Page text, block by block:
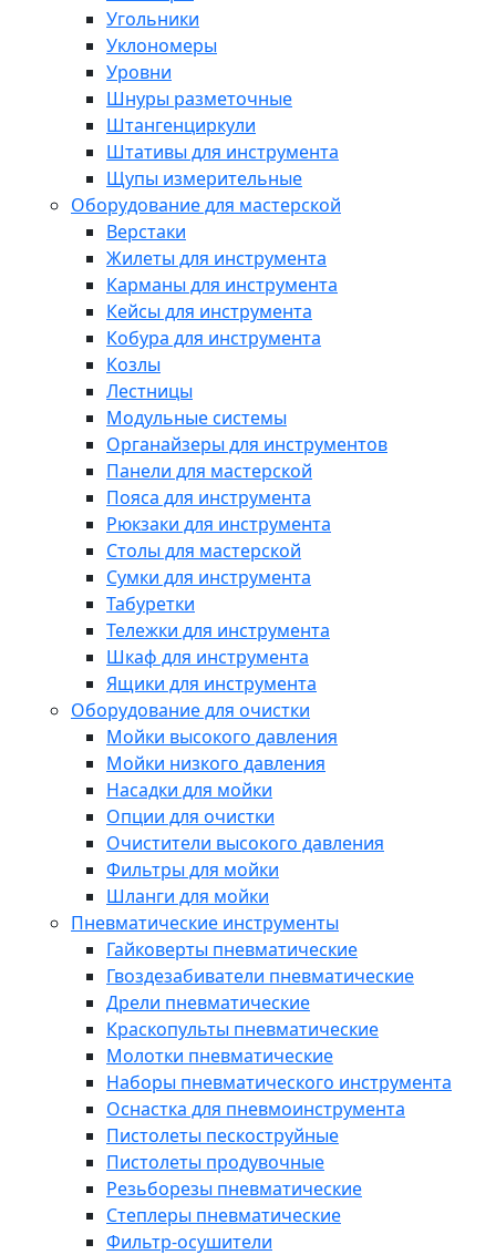
Угольники
Уклономеры
Уровни
Шнуры разметочные
Штангенциркули
Штативы для инструмента
Щупы измерительные
Оборудование для мастерской
Верстаки
Жилеты для инструмента
Карманы для инструмента
Кейсы для инструмента
Кобура для инструмента
Козлы
Лестницы
Модульные системы
Органайзеры для инструментов
Панели для мастерской
Пояса для инструмента
Рюкзаки для инструмента
Столы для мастерской
Сумки для инструмента
Табуретки
Тележки для инструмента
Шкаф для инструмента
Ящики для инструмента
Оборудование для очистки
Мойки высокого давления
Мойки низкого давления
Насадки для мойки
Опции для очистки
Очистители высокого давления
Фильтры для мойки
Шланги для мойки
Пневматические инструменты
Гайковерты пневматические
Гвоздезабиватели пневматические
Дрели пневматические
Краскопульты пневматические
Молотки пневматические
Наборы пневматического инструмента
Оснастка для пневмоинструмента
Пистолеты пескоструйные
Пистолеты продувочные
Резьборезы пневматические
Степлеры пневматические
Фильтр-осушители